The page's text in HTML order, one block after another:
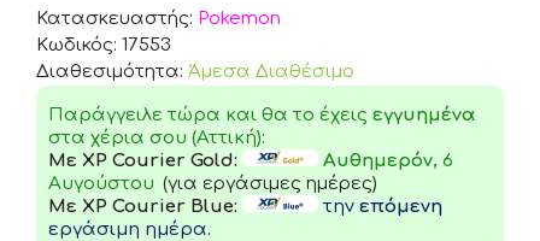
Κατασκευαστής: Pokemon
Κωδικός: 17553
Διαθεσιμότητα: Άμεσα Διαθέσιμο
Παράγγειλε τώρα και θα το έχεις εγγυημένα
στα χέρια σου (Αττική):
Με XP Courier Gold:
Αυθημερόν, 6
Αυγούστου (για εργάσιμες ημέρες)
Με XP Courier Blue:
την επόμενη
εργάσιμη ημέρα.